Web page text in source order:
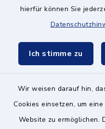
hierfür können Sie
Ich stimme zu
Wir weisen darauf hin,
Cookies einsetzen, um
Website zu ermöglichen.
089 608520–10
fwz-